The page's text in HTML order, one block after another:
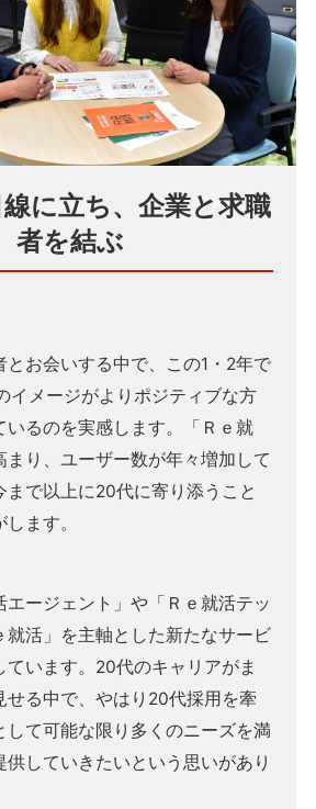
に立ち、企業と求職
者を結ぶ
とお会いする中で、この1・2年で
イメージがよりポジティブな方
いるのを実感します。「Ｒｅ就
まり、ユーザー数が年々増加して
まで以上に20代に寄り添うこと
ます。
エージェント」や「Ｒｅ就活テッ
就活」を主軸とした新たなサービ
ています。20代のキャリアがま
せる中で、やはり20代採用を牽
して可能な限り多くのニーズを満
供していきたいという思いがあり